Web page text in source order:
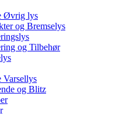
Øvrig lys
og Bremselys
og Tilbehør
Varsellys
og Blitz